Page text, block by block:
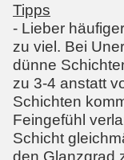
Tipps
- Lieber
zu viel. Bei
dünne
zu 3-4 anstatt
Schichten
Feingefühl
Schicht
den Glanzgrad